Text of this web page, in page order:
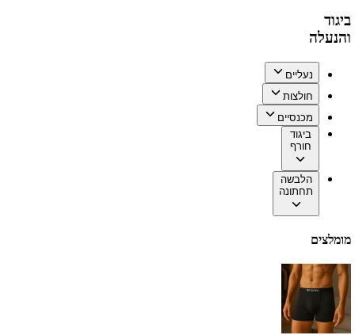
ביגוד
והנעלה
נעליים
חולצות
מכנסיים
ביגוד
חורף
הלבשה
תחתונה
מומלצים